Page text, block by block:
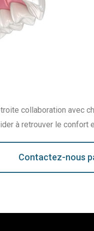
collaboration avec
à retrouver le confort
Contactez-nous